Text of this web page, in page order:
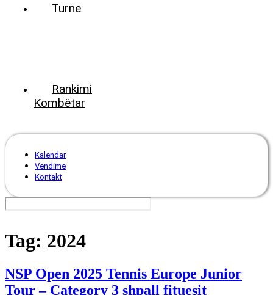
Turne
Rankimi
Kombëtar
Kalendar
Vendime
Kontakt
Tag: 2024
NSP Open 2025 Tennis Europe Junior
Tour – Category 3 shpall fituesit